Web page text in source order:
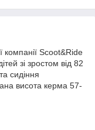
компанії Scoot&Ride
зі зростом від 82
сидіння
висота керма 57-